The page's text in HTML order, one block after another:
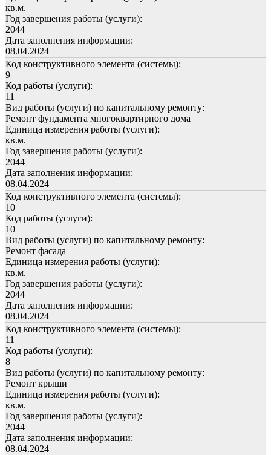
кв.м.
Год завершения работы (услуги):
2044
Дата заполнения информации:
08.04.2024
Код конструктивного элемента (системы):
9
Код работы (услуги):
11
Вид работы (услуги) по капитальному ремонту:
Ремонт фундамента многоквартирного дома
Единица измерения работы (услуги):
кв.м.
Год завершения работы (услуги):
2044
Дата заполнения информации:
08.04.2024
Код конструктивного элемента (системы):
10
Код работы (услуги):
10
Вид работы (услуги) по капитальному ремонту:
Ремонт фасада
Единица измерения работы (услуги):
кв.м.
Год завершения работы (услуги):
2044
Дата заполнения информации:
08.04.2024
Код конструктивного элемента (системы):
11
Код работы (услуги):
8
Вид работы (услуги) по капитальному ремонту:
Ремонт крыши
Единица измерения работы (услуги):
кв.м.
Год завершения работы (услуги):
2044
Дата заполнения информации:
08.04.2024